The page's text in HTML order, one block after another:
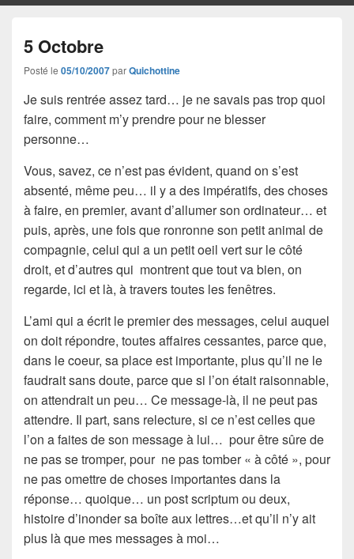
5 Octobre
Posté le 05/10/2007parQuichottine
Je suis rentrée assez tard… je ne savais pas trop quoi
faire, comment m’y prendre pour ne blesser
personne…
Vous, savez, ce n’est pas évident, quand on s’est
absenté, même peu… il y a des impératifs, des choses
à faire, en premier, avant d’allumer son ordinateur… et
puis, après, une fois que ronronneson petit animal de
compagnie, celui qui a un petit oeil vert sur le côté
droit, et d’autres qui montrent que tout va bien, on
regarde, ici et là, à travers toutes lesfenêtres.
L’ami qui a écrit le premier des messages, celui auquel
on doit répondre, toutes affaires cessantes, parce que,
dans lecoeur, sa place est importante, plus qu’il ne le
faudrait sans doute, parce que si l’on était raisonnable,
on attendrait un peu… Ce message-là, il ne peut pas
attendre. Il part, sans relecture, si ce n’est celles que
l’on a faites deson messageà lui… pour être sûre de
ne pas se tromper, pour ne pas tomber « à côté », pour
ne pas omettre de choses importantesdans la
réponse… quoique… un post scriptumou deux,
histoire d’inonder sa boîte aux lettres…et qu’il n’y ait
plus là que mes messages à moi…